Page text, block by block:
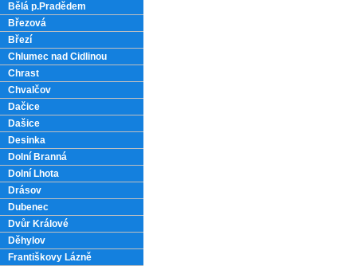
Bělá p.Pradědem
Březová
Březí
Chlumec nad Cidlinou
Chrast
Chvalčov
Dačice
Dašice
Desinka
Dolní Branná
Dolní Lhota
Drásov
Dubenec
Dvůr Králové
Děhylov
Františkovy Lázně